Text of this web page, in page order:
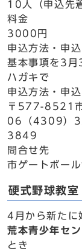
10人（申込先
料金
3000円
申込方法・申
基本事項を3月
ハガキで
申込方法・申
〒577-8521
06（4309）
3849
問合せ先
市ゲートボー
硬式野球教室
4月から新たに
荒本青少年セ
とき